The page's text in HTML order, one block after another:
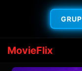
MovieFlix